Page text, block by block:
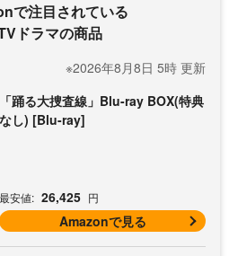
で注目されている
ドラマの商品
※2026年8月8日 5時 更新
「踊る大捜査線」Blu-ray BOX(特典
なし) [Blu-ray]
最安値: 26,425 円
Amazonで見る